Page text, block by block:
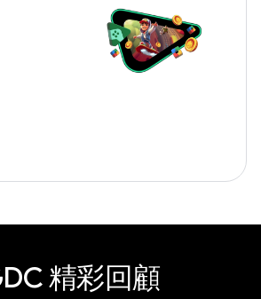
精彩回顧